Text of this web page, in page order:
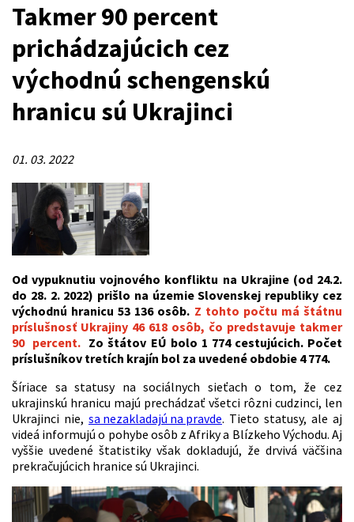
Takmer 90 percent
prichádzajúcich cez
východnú schengenskú
hranicu sú Ukrajinci
01. 03. 2022
Od vypuknutiu vojnového konfliktu na Ukrajine (od 24.2.
do 28. 2. 2022) prišlo na územie Slovenskej republiky cez
východnú hranicu 53 136 osôb. Z tohto počtu má štátnu
príslušnosť Ukrajiny 46 618 osôb, čo predstavuje takmer
90 percent. Zo štátov EÚ bolo 1 774 cestujúcich. Počet
príslušníkov tretích krajín bol za uvedené obdobie 4 774.
Šíriace sa statusy na sociálnych sieťach o tom, že cez
ukrajinskú hranicu majú prechádzať všetci rôzni cudzinci, len
Ukrajinci nie, sa nezakladajú na pravde. Tieto statusy, ale aj
videá informujú o pohybe osôb z Afriky a Blízkeho Východu. Aj
vyššie uvedené štatistiky však dokladujú, že drvivá väčšina
prekračujúcich hranice sú Ukrajinci.